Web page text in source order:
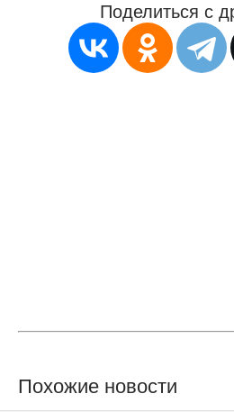
Поделиться с
Похожие новости